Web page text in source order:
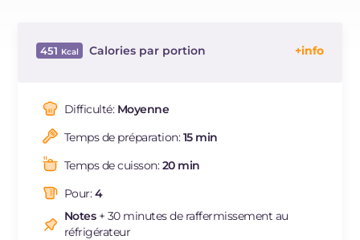
ES
NL
451 Calories par portion
Dont sucres
Protéine
Graisses
Fibre
Cholestérol mg
Difficulté: Moyenne
Temps de préparation:15 min
Temps de cuisson:20 min
Pour:4
Notes+ 30 minutes de raffermissement au
réfrigérateur